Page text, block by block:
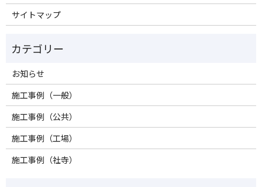
サイトマップ
お知らせ
施工事例（一般）
施工事例（公共）
施工事例（工場）
施工事例（社寺）